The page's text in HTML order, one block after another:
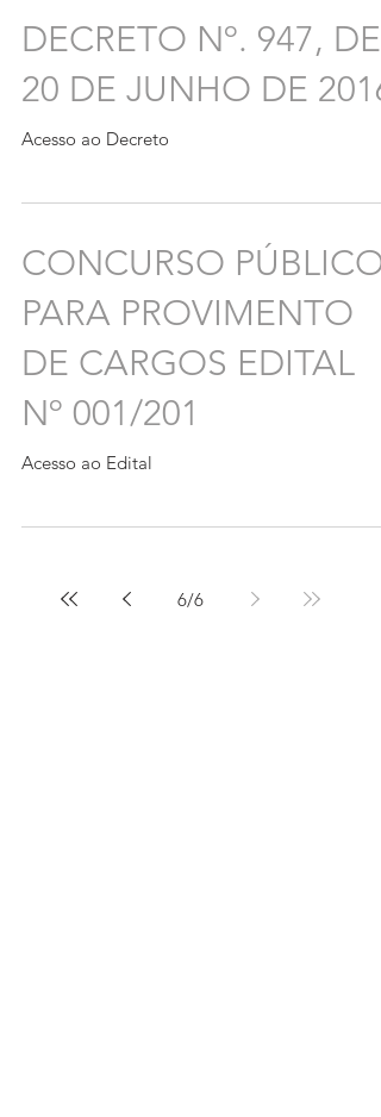
DECRETO Nº. 947, DE
20 DE JUNHO DE 2016
Acesso ao Decreto
CONCURSO PÚBLICO
PARA PROVIMENTO
DE CARGOS EDITAL
Nº 001/201
Acesso ao Edital
6/6